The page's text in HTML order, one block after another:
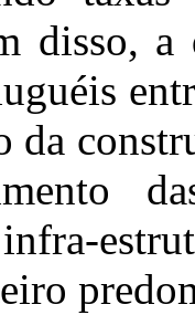
disso,
da